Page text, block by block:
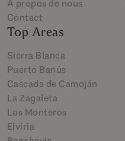
A propos de nous
Contact
Top Areas
Sierra Blanca
Puerto Banús
Cascada de Camoján
La Zagaleta
Los Monteros
Elviria